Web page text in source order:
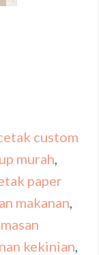
custom
murah
paper
makanan
kekinian